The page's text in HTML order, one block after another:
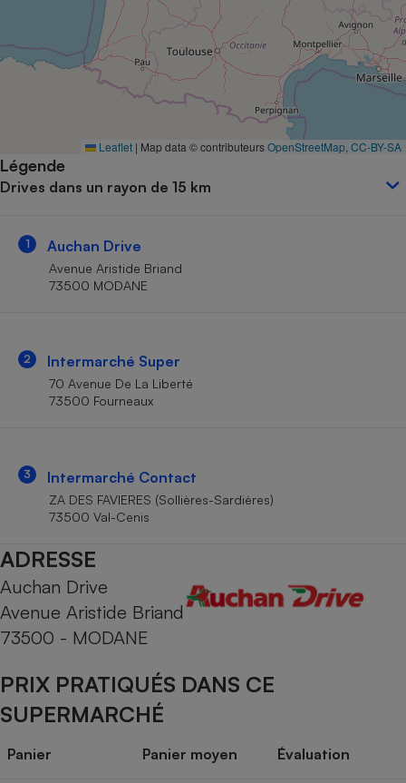
Leaflet | Map data © contributeursOpenStreetMap CC-BY-SA
Légende
Drives dans un rayon de 15 km
1 Auchan Drive
Avenue Aristide Briand
73500 MODANE
2 Intermarché Super
70 Avenue De La Liberté
73500 Fourneaux
3 Intermarché Contact
ZA DES FAVIERES (Sollières-Sardières)
73500 Val-Cenis
ADRESSE
Auchan Drive
Avenue Aristide Briand
73500 - MODANE
PRIX PRATIQUÉS DANS CE
SUPERMARCHÉ
Panier Panier moyen Évaluation
Complément
alimentaire
Assurance emprunteur
Petit électroménager -
Mutuelle